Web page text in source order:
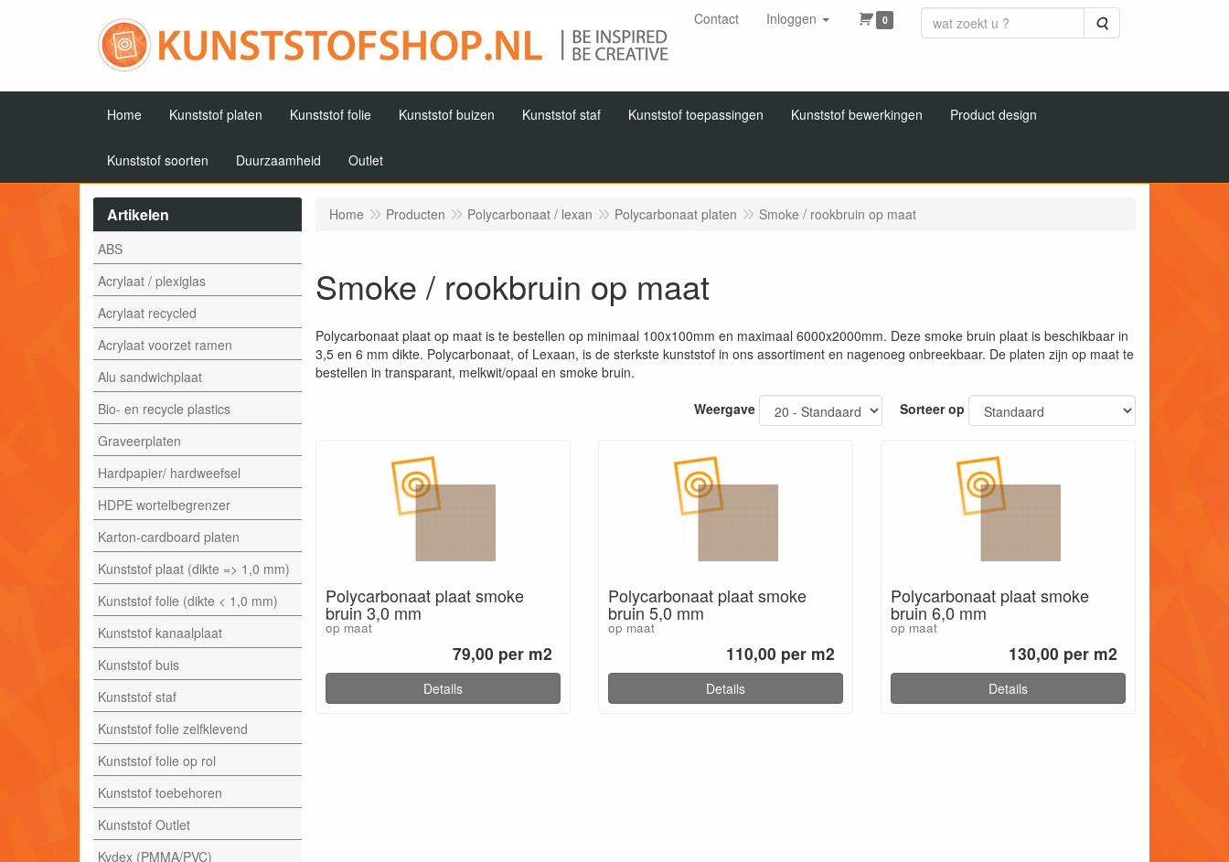
Contact Inloggen 0 Zoeken
Home Kunststof platen Kunststof folie Kunststof buizen Kunststof staf Kunststof toepassingen Kunststof bewerkingen Product design
Kunststof soorten Duurzaamheid Outlet
Artikelen
ABS
Acrylaat / plexiglas
Acrylaat recycled
Acrylaat voorzet ramen
Alu sandwichplaat
Bio- en recycle plastics
Graveerplaten
Hardpapier/ hardweefsel
HDPE wortelbegrenzer
Karton-cardboard platen
Kunststof plaat (dikte => 1,0 mm)
Kunststof folie (dikte < 1,0 mm)
Kunststof kanaalplaat
Kunststof buis
Kunststof staf
Kunststof folie zelfklevend
Kunststof folie op rol
Kunststof toebehoren
Kunststof Outlet
Kydex (PMMA/PVC)
Home Producten Polycarbonaat / lexan Polycarbonaat platen Smoke / rookbruin op maat
Smoke / rookbruin op maat
Polycarbonaat plaat op maat is te bestellen op minimaal 100x100mm en maximaal 6000x2000mm. Deze smoke bruin plaat is beschikbaar in
3,5 en 6 mm dikte. Polycarbonaat, of Lexaan, is de sterkste kunststof in ons assortiment en nagenoeg onbreekbaar. De platen zijn op maat te
bestellen in transparant, melkwit/opaal en smoke bruin.
Weergave
Sorteer op
Polycarbonaat plaat smoke
bruin 3,0 mm
op maat
79,00 per m2
Details
Polycarbonaat plaat smoke
bruin 5,0 mm
op maat
110,00 per m2
Details
Polycarbonaat plaat smoke
bruin 6,0 mm
op maat
130,00 per m2
Details